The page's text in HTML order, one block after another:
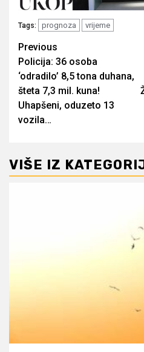
Tags: prognoza vrijeme
Post
navigation
Previous
Policija: 36 osoba
‘odradilo’ 8,5 tona duhana,
šteta 7,3 mil. kuna!
Uhapšeni, oduzeto 13
vozila…
VIŠE IZ